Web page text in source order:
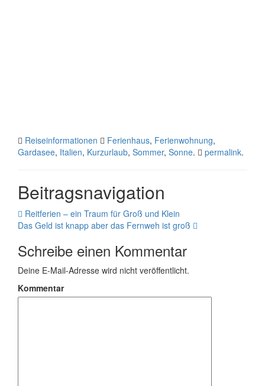
Reiseinformationen Ferienhaus, Ferienwohnung,
Gardasee, Italien, Kurzurlaub, Sommer, Sonne. permalink.
Beitragsnavigation
Reitferien – ein Traum für Groß und Klein
Das Geld ist knapp aber das Fernweh ist groß
Schreibe einen Kommentar
Deine E-Mail-Adresse wird nicht veröffentlicht.
Kommentar